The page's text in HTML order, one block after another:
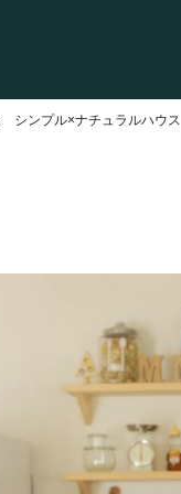
シンプル×ナチュラルハウス